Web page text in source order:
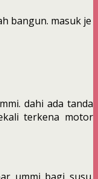
bangun. masuk je
dahi ada tanda
terkena motor